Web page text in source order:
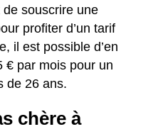
souscrire une
profiter d’un tarif
il est possible d’en
€ par mois pour un
de 26 ans.
chère à